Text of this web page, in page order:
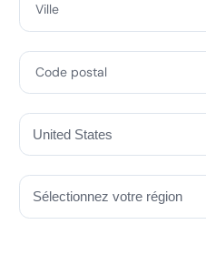
Ville
Code postal